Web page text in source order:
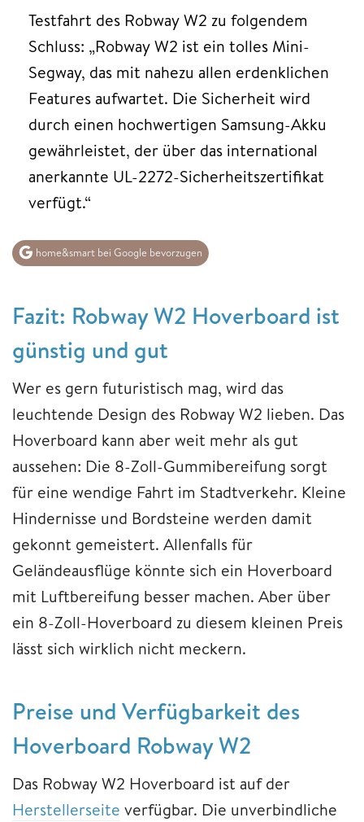
Testfahrt des Robway W2 zu folgendem
Schluss: „Robway W2 ist ein tolles Mini-
Segway, das mit nahezu allen erdenklichen
Features aufwartet. Die Sicherheit wird
durch einen hochwertigen Samsung-Akku
gewährleistet, der über das international
anerkannte UL-2272-Sicherheitszertifikat
verfügt.“
home&smart bei Google bevorzugen
Fazit: Robway W2 Hoverboard ist
günstig und gut
Wer es gern futuristisch mag, wird das
leuchtende Design des Robway W2 lieben. Das
Hoverboard kann aber weit mehr als gut
aussehen: Die 8-Zoll-Gummibereifung sorgt
für eine wendige Fahrt im Stadtverkehr. Kleine
Hindernisse und Bordsteine werden damit
gekonnt gemeistert. Allenfalls für
Geländeausflüge könnte sich ein Hoverboard
mit Luftbereifung besser machen. Aber über
ein 8-Zoll-Hoverboard zu diesem kleinen Preis
lässt sich wirklich nicht meckern.
Preise und Verfügbarkeit des
Hoverboard Robway W2
Das Robway W2 Hoverboard ist auf der
Herstellerseite verfügbar. Die unverbindliche